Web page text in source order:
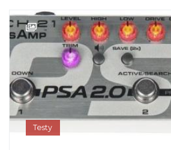
Testy